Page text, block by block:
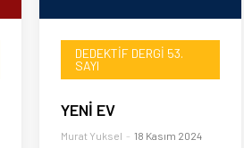
DEDEKTIF DERGI 53.
SAYI
YENİ EV
Murat Yuksel - 18 Kasım 2024